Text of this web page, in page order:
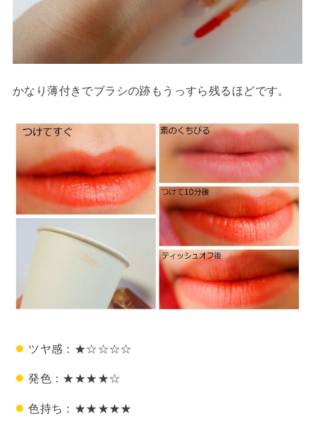
かなり薄付きでブラシの跡もうっすら残るほどです。
ツヤ感：★☆☆☆☆
発色：★★★★☆
色持ち：★★★★★